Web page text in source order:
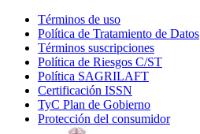
Términos de uso
in
new
window
Política de Tratamiento de Datos
Términos suscripciones
in
Política de Riesgos C/ST
Política SAGRILAFT
new
window
Certificación ISSN
in
new
TyC Plan de Gobierno
in
Protección del consumidorOpens